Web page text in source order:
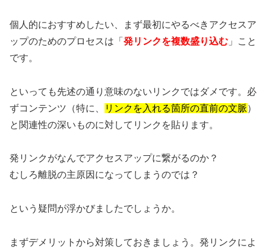
個人的におすすめしたい、まず最初にやるべきアクセスア
ップのためのプロセスは「 発リンクを複数盛り込む 」こと
です。
といっても先述の通り意味のないリンクではダメです。必
ずコンテンツ（特に、
リンクを入れる箇所の直前の文脈）
と関連性の深いものに対してリンクを貼ります。
発リンクがなんでアクセスアップに繋がるのか？
むしろ離脱の主原因になってしまうのでは？
という疑問が浮かびましたでしょうか。
まずデメリットから対策しておきましょう。発リンクによ